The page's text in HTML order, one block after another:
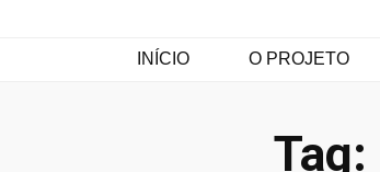
INÍCIO O PROJETO
Tag: